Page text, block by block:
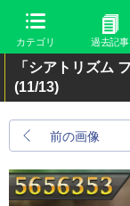
カテゴリ 過去記事
「シアトリズム
(11/13)
前の画像